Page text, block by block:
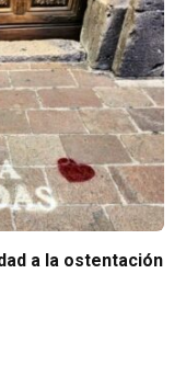
a la ostentación